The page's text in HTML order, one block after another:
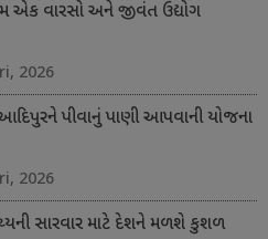
એક વારસો અને જીવંત ઉદ્યોગ
2026
પીવાનું પાણી આપવાની યોજના
2026
સારવાર માટે દેશને મળશે કુશળ